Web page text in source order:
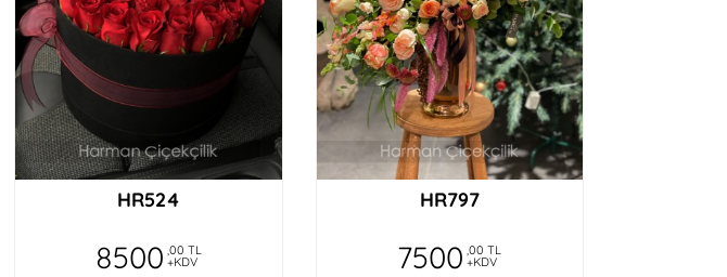
HR524
8500 ,00 TL
+KDV
HR797
7500 ,00 TL
+KDV